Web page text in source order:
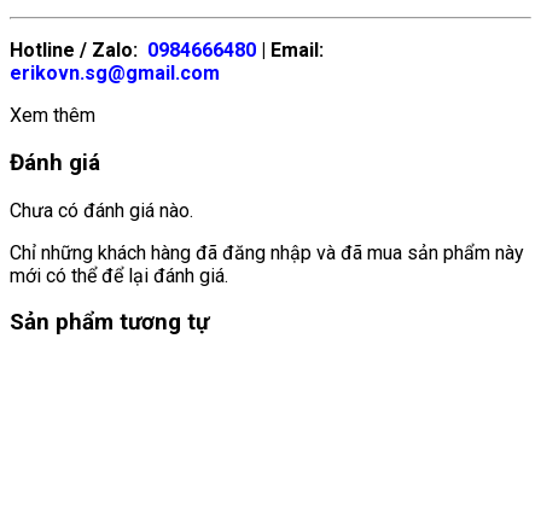
Hotline / Zalo: 0984666480 | Email:
erikovn.sg@gmail.com
Xem thêm
Đánh giá
Chưa có đánh giá nào.
Chỉ những khách hàng đã đăng nhập và đã mua sản phẩm này
mới có thể để lại đánh giá.
Sản phẩm tương tự